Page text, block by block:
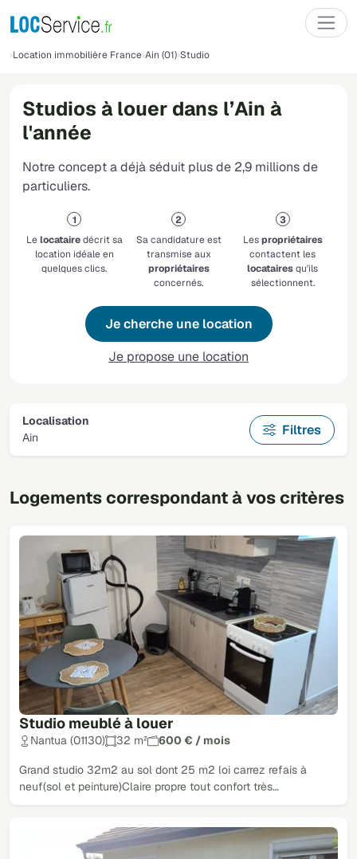
Location immobilière France Ain (01) Studio
Studios à louer dans l’Ain à
l'année
Notre concept a déjà séduit plus de 2,9 millions de
particuliers.
Lelocatairedécrit sa
location idéale en
quelques clics.
Sa candidature est
transmise aux
propriétaires
concernés.
Lespropriétaires
contactent les
locatairesqu'ils
sélectionnent.
Je cherche une location
Je propose une location
Localisation
Ain
Filtres
Logements correspondant à vos critères
Studio meublé à louer
Nantua (01130) 32 m² 600 € / mois
Grand studio 32m2 au sol dont 25 m2 loi carrez refais à
neuf(sol et peinture)Claire propre tout confort très…